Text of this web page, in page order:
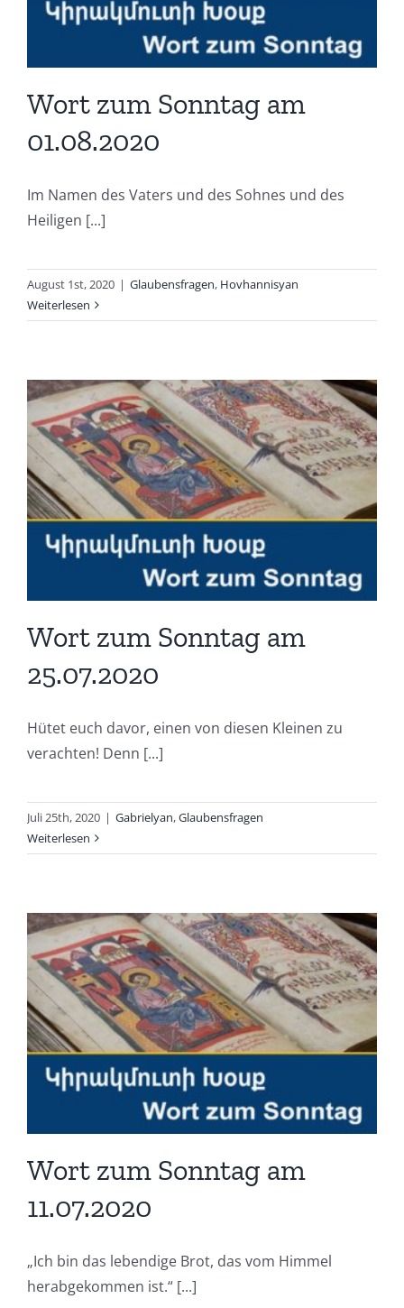
Wort zum Sonntag am
01.08.2020
Im Namen des Vaters und des Sohnes und des
Heiligen [...]
August 1st, 2020 | Glaubensfragen, Hovhannisyan
Weiterlesen
Wort zum Sonntag am
25.07.2020
Hütet euch davor, einen von diesen Kleinen zu
verachten! Denn [...]
Juli 25th, 2020 | Gabrielyan,Glaubensfragen
Weiterlesen
Wort zum Sonntag am
11.07.2020
„Ich bin das lebendige Brot, das vom Himmel
herabgekommen ist.“ [...]